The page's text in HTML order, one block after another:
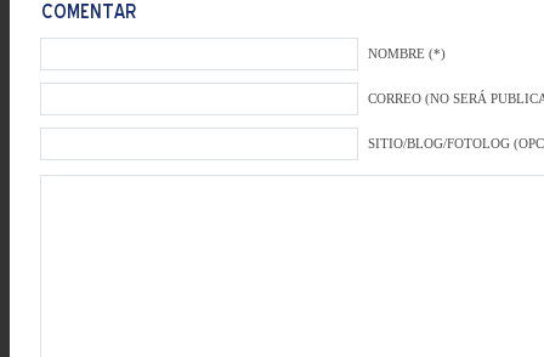
NOMBRE (*)
CORREO (NO SERÁ
SITIO/BLOG/FOTOLOG